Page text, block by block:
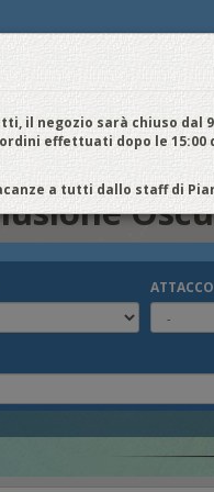
Chi Siamo Vantaggi
/ REGISTRATI
ATTACCO
il negozio sarà chiuso dal
effettuati dopo le 15:00
a tutti dallo staff di